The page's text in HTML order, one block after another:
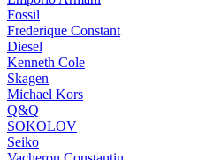
Fossil
Frederique Constant
Diesel
Kenneth Cole
Skagen
Michael Kors
Q&Q
SOKOLOV
Seiko